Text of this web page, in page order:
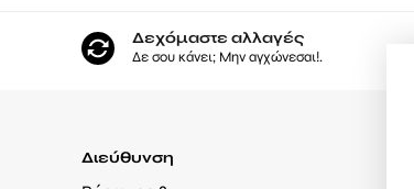
Δεχόμαστε αλλαγές
Δε σου κάνει; Μην αγχώνεσαι!.
Διεύθυνση